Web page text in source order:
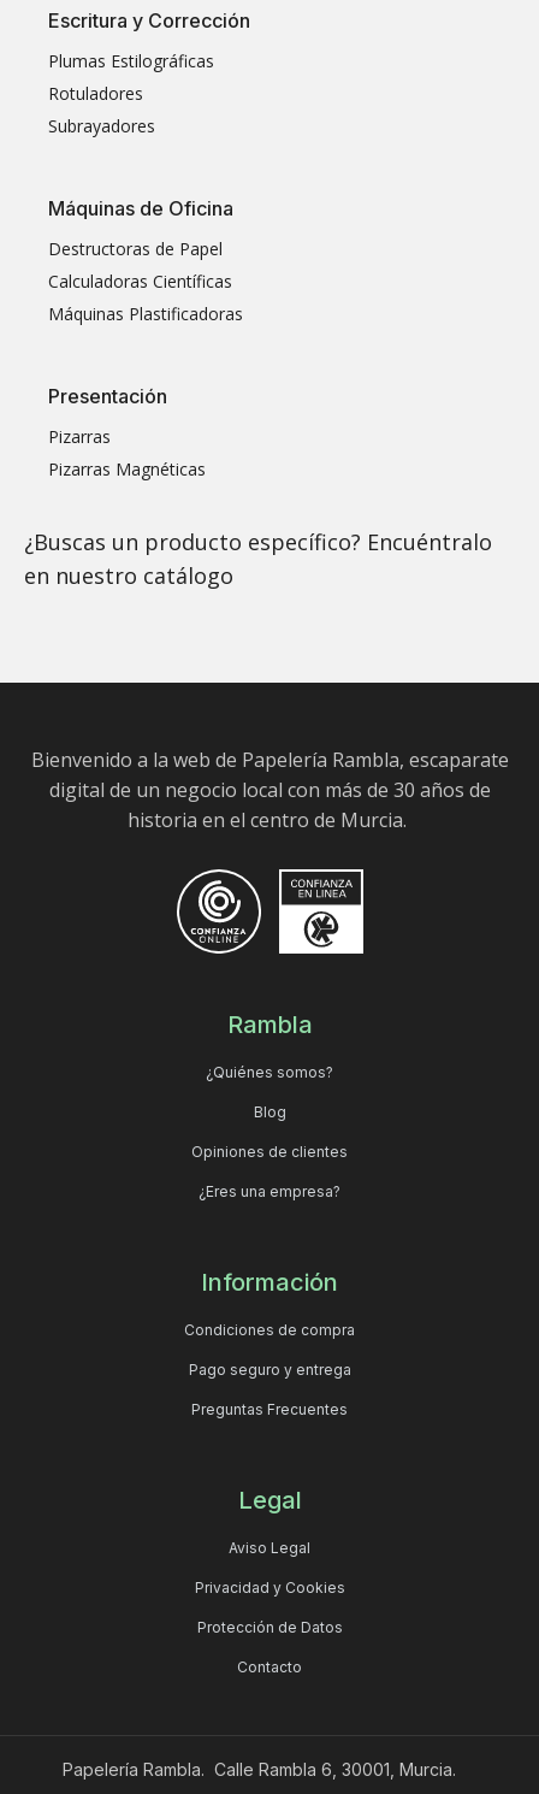
Escritura y Corrección
Plumas Estilográficas
Rotuladores
Subrayadores
Máquinas de Oficina
Destructoras de Papel
Calculadoras Científicas
Máquinas Plastificadoras
Presentación
Pizarras
Pizarras Magnéticas
¿Buscas un producto específico? Encuéntralo
en nuestro catálogo
Bienvenido a la web de Papelería Rambla, escaparate
digital de un negocio local con más de 30 años de
historia en el centro de Murcia.
Rambla
¿Quiénes somos?
Blog
Opiniones de clientes
¿Eres una empresa?
Información
Condiciones de compra
Pago seguro y entrega
Preguntas Frecuentes
Legal
Aviso Legal
Privacidad y Cookies
Protección de Datos
Contacto
Papelería Rambla. Calle Rambla 6, 30001, Murcia.